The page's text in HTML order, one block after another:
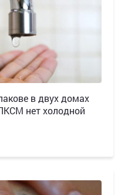
в двух домах
нет холодной